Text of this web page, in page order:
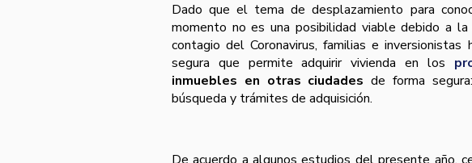
Dado que el tema de desplazamiento para
momento no es una posibilidad viable debido a
contagio del Coronavirus, familias e
segura que permite adquirir vivienda en los
inmuebles en otras ciudades de forma
búsqueda y trámites de adquisición.